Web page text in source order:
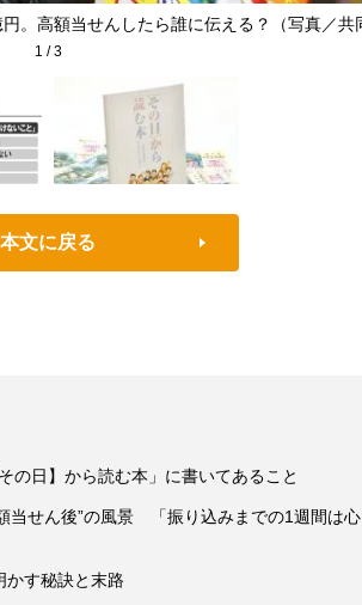
。高額当せんしたら誰に伝える？（写真／共
1 /3
本文に戻る
の日】から読む本」に書いてあること
当せん後”の風景 「振り込みまでの1週間は
す秘訣と末路